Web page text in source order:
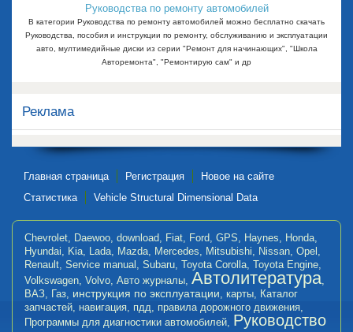
Руководства по ремонту автомобилей
В категории Руководства по ремонту автомобилей можно бесплатно скачать
Руководства, пособия и инструкции по ремонту, обслуживанию и эксплуатации
авто, мултимедийные диски из серии "Ремонт для начинающих", "Школа
Авторемонта", "Ремонтирую сам" и др
Реклама
Главная страница Регистрация
Новое на сайте
Статистика
Vehicle Structural Dimensional Data
Chevrolet, Daewoo, download, Fiat, Ford, GPS, Haynes, Honda,
Hyundai, Kia, Lada, Mazda, Mercedes, Mitsubishi, Nissan, Opel ,
Renault, Service manual , Subaru, Toyota Corolla, Toyota Engine,
Volkswagen, Volvo, Авто журналы, Автолитература,
ВАЗ, Газ, инструкция по эксплуатации, карты, Каталог
запчастей, навигация, пдд, правила дорожного движения,
Программы для диагностики автомобилей, Руководство